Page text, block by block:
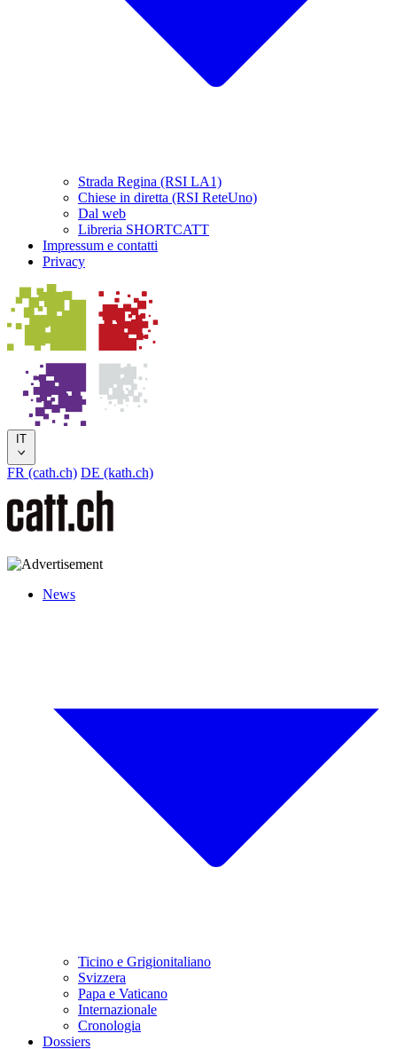
Strada Regina (RSI LA1)
Chiese in diretta (RSI ReteUno)
Dal web
Libreria SHORTCATT
Impressum e contatti
Privacy
IT
FR (cath.ch) DE (kath.ch)
News
Ticino e Grigionitaliano
Svizzera
Papa e Vaticano
Internazionale
Cronologia
Dossiers